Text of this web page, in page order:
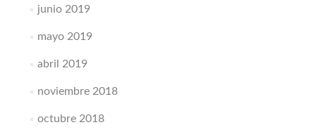
junio 2019
mayo 2019
abril 2019
noviembre 2018
octubre 2018